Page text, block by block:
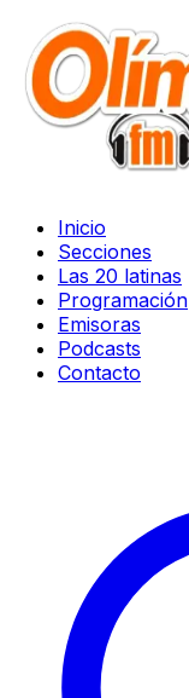
Inicio
Secciones
Las 20 latinas
Programación
Emisoras
Podcasts
Contacto